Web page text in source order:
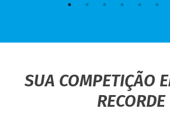
SUA COMPETIÇÃO
RECORDE